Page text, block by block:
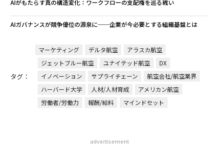
AIがもたらす真の構造変化：ワークフローの支配権を巡る戦い
AIガバナンスが競争優位の源泉に──企業が今必要とする組織基盤とは
タグ：
マーケティング デルタ航空
アラスカ航空
ジェットブルー航空
ユナイテッド航空
DX
イノベーション
サプライチェーン
航空会社/航空業界
ハーバード大学
人材/人材育成
アメリカン航空
労働者/労働力
報酬/給料 マインドセット
advertisement